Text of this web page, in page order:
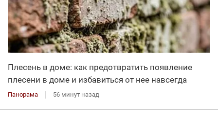
Плесень в доме: как предотвратить появление
плесени в доме и избавиться от нее навсегда
Панорама 56 минут назад